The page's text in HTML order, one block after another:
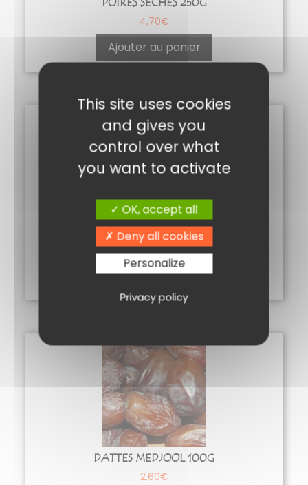
POIRES SECHES 250G
4,70€
Ajouter au panier
RAISINS CHILI BLOND 250 G
3,20€
Ajouter au panier
DATTES MEDJOOL 100G
2,60€
This site uses cookies
and gives you
control over what
you want to activate
OK, accept all
Deny all cookies
Personalize
Privacy policy